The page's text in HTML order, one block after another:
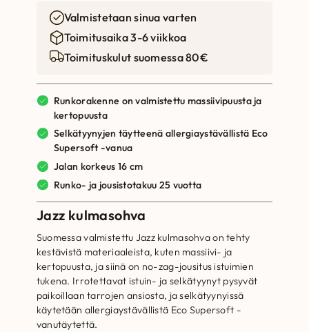
Valmistetaan sinua varten
Toimitusaika 3-6 viikkoa
Toimituskulut suomessa 80€
Runkorakenne on valmistettu massiivipuusta ja
kertopuusta
Selkätyynyjen täytteenä allergiaystävällistä Eco
Supersoft -vanua
Jalan korkeus 16 cm
Runko- ja jousistotakuu 25 vuotta
Jazz kulmasohva
Suomessa valmistettu Jazz kulmasohva on tehty
kestävistä materiaaleista, kuten massiivi- ja
kertopuusta, ja siinä on no-zag-jousitus istuimien
tukena. Irrotettavat istuin- ja selkätyynyt pysyvät
paikoillaan tarrojen ansiosta, ja selkätyynyissä
käytetään allergiaystävällistä Eco Supersoft -
vanutäytettä.